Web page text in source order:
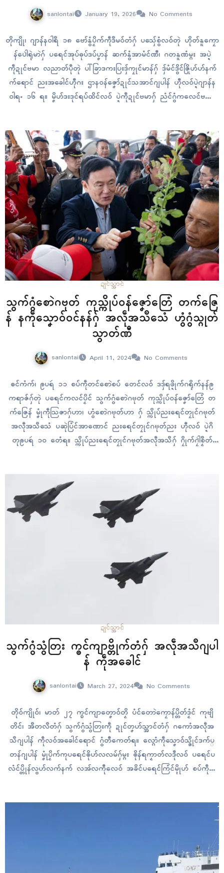
sanlontai January 19, 2026 No Comments
တိုကျို၊ ဂျာန်နဝါရဳ ၁၈ ဗော်နွံပၟိက်ကဵုဒဳမဝ်တံဂှ် ပသှ်ေစွံလဝ်တုဲ ဟိုတ်နူကၠော
န်ပေါဲရုဲမာဲဂှ် ပရေၚ်အုပ်ဓုပ်ဒပ်ပၞာန် ဆက်နွံအာမံၚ်ဏီ၊ ဂတနူဏံမ္ဂး အပ္ဍဲ
ကဵုဍုၚ်ဗမာ လညာတ်ပဵုတုဲ ပါ်ခြာဒကးပြးဒှ်ကၠုၚ်မာန်ဂှ် ဒှ်မံၚ်ဒွိၚ်ဇြိုဟ်ဟ်နက်
က်ရောၚ် ညးအခေါၚ်ဟီုဂး ဌာနဝန်ဇၞော်ဍုၚ်သအာၚ်ဂျပါန် ဟီုလဝ်ပ္ဍဲဂျာန်န
ဝါရႋ ၁၆ ရ။ မၞိဟ်ဒးဒုၚ်ရပ်ထိၚ်လဝ် ပ္ဍဲကဵုဍုၚ်ဗမာဂှ် ညံၚ်ဂွံကလေၚ်ဗလး
ကၠဳအာ ပၟိက်ဇၞော်မံၚ်တုဲ အကာအရာတံဂှ်…
ဍုၚ်သ္အာၚ်
သွက်ဂွံစောဲဂဗုတ် ကုသ္ကိုပ်ဝန်ဇၞော်တြေံ တက်ဇြေ
န် နကဵုသၞောဝ်ဝၚ်နန်ဂှ် အလဵုအသဳသေံ ဟွံဂွံသ္ဂုတ်
သွာတ်ဏီ
sanlontai April 11, 2024 No Comments
ၜၚ်ကံက်၊ ဨပရဴ ၁၁ စပ်ကဵုတၚ်စောဲစပ် တေၚ်လဝ် ဒဒှ်ရဖ္ဍိုက်ဂရိုက်နန်ဨ
ကရာဇ်ဂှ်တုဲ ပရေၚ်ကလၚ်ပၟိၚ် သွက်ဂွံစောဲဂဗုတ် ကုသ္ကိုပ်ဝန်ဇၞော်တြေံ တ
က်ဇြေန် မၞုံကဵုသြဇာဂှ်ဟာ၊ ဟွံစောဲဂဗုတ်ဟာ ဂှ် သ္ကိုပ်ညးရေၚ်တၠုၚ်ဂဗုတ်
အလဵုအသဳသေံ ပဆုဲပြံၚ်အာဏောၚ် ညးရေၚ်တၠုၚ်ဂဗုတ်ညး ဟီုလဝ် ပ္ဍဲဂိ
တုဨပရဴ ၁၀ တေံရ။ သ္ကိုပ်ညးရေၚ်တၠုၚ်ဂဗုတ်အလဵုအသဳဂှ် ဂၠိုက်ဂၠါဲစၟဳတ်
ဍုၚ်သ္အာၚ်
သွက်ဂွံသွံတြး က္ၜၚ်ကျာဗ္တိုက်တံဂှ် အလဵုအသဳဂျပါ
န် ကဵုအခေါၚ်
sanlontai March 27, 2024 No Comments
တိုဝ်ကျိုဝ်၊ မာတ် ၂၇ က္ၜၚ်ကျာတၞောဝ်တၟိ ပံၚ်တောဲကၠောန်ပ္တိတ်ဒၟံၚ် ကုဗျိ
တိၚ်၊ အဳတလဳတံဂှ် သွက်ဂွံသွံတြးကဵု ဍုၚ်တၞဟ်သ္အာၚ်တံဂှ် ဂကောံအလဵုအ
သဳဂျပါန် ကဵုလဝ်အခေါၚ်ရောၚ် ဂွံတီကေတ်ရ။ လ္ဂောံကဵုသၞောဝ်သ္ဇိုၚ်ဒက်ပ္
တန်ဂျပါန် မၞုံပၟိက်ကုပရေၚ်ၜိုဟ်လလမ်ဂှ်မ္ဂး ၜိုန်ရကၟာတ်လဒဵုလဝ် ပရေၚ်ပ
လံၚ်ပ္တိုန်လွဟ်လက်နက် လအ်လကီုလေဝ် အခိၚ်ပရေၚ်ကြံၚ်မ္ၚိုဟ် စပ်ကဵုဂၠး